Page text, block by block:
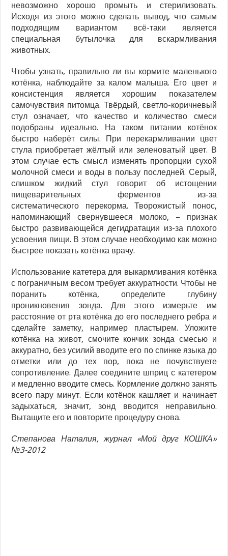
невозможно хорошо промыть и стерилизовать.
Исходя из этого можно сделать вывод, что самым
подходящим вариантом всё-таки является
специальная бутылочка для вскармливания
животных.
Чтобы узнать, правильно ли вы кормите маленького
котёнка, наблюдайте за калом малыша. Его цвет и
консистенция является хорошим показателем
самочувствия питомца. Твёрдый, светло-коричневый
стул означает, что качество и количество смеси
подобраны идеально. На таком питании котёнок
быстро наберёт силы. При перекармливании цвет
стула приобретает жёлтый или зеленоватый цвет. В
этом случае есть смысл изменять пропорции сухой
молочной смеси и воды в пользу последней. Серый,
слишком жидкий стул говорит об истощении
пищеварительных ферментов из-за
систематического перекорма. Творожистый понос,
напоминающий свернувшееся молоко, – признак
быстро развивающейся дегидратации из-за плохого
усвоения пищи. В этом случае необходимо как можно
быстрее показать котёнка врачу.
Использование катетера для выкармливания котёнка
с пограничным весом требует аккуратности. Чтобы не
поранить котёнка, определите глубину
проникновения зонда. Для этого измерьте им
расстояние от рта котёнка до его последнего ребра и
сделайте заметку, например пластырем. Уложите
котёнка на живот, смочите кончик зонда смесью и
аккуратно, без усилий вводите его по спинке языка до
отметки или до тех пор, пока не почувствуете
сопротивление. Далее соедините шприц с катетером
и медленно вводите смесь. Кормление должно занять
всего пару минут. Если котёнок кашляет и начинает
задыхаться, значит, зонд вводится неправильно.
Вытащите его и повторите процедуру снова.
Степанова Наталия, журнал «Мой друг КОШКА»
№3-2012